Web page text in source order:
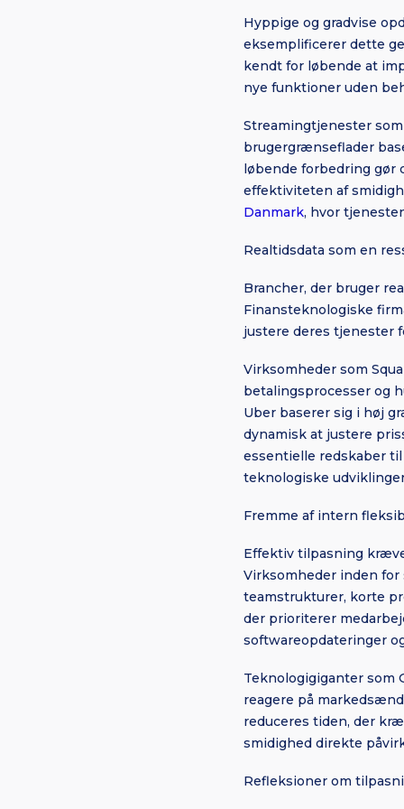
Hyppige og gradvise
eksemplificerer dette
kendt for løbende at
nye funktioner uden
Streamingtjenester
brugergrænseflader
løbende forbedring gør
effektiviteten af
Danmark, hvor
Realtidsdata som en
Brancher, der bruger
Finansteknologiske
justere deres tjenester
Virksomheder som
betalingsprocesser og
Uber baserer sig i høj
dynamisk at justere
essentielle redskaber
teknologiske
Fremme af intern
Effektiv tilpasning
Virksomheder inden
teamstrukturer, korte
der prioriterer
softwareopdateringer
Teknologigiganter som
reagere på
reduceres tiden, der
smidighed direkte
Refleksioner om